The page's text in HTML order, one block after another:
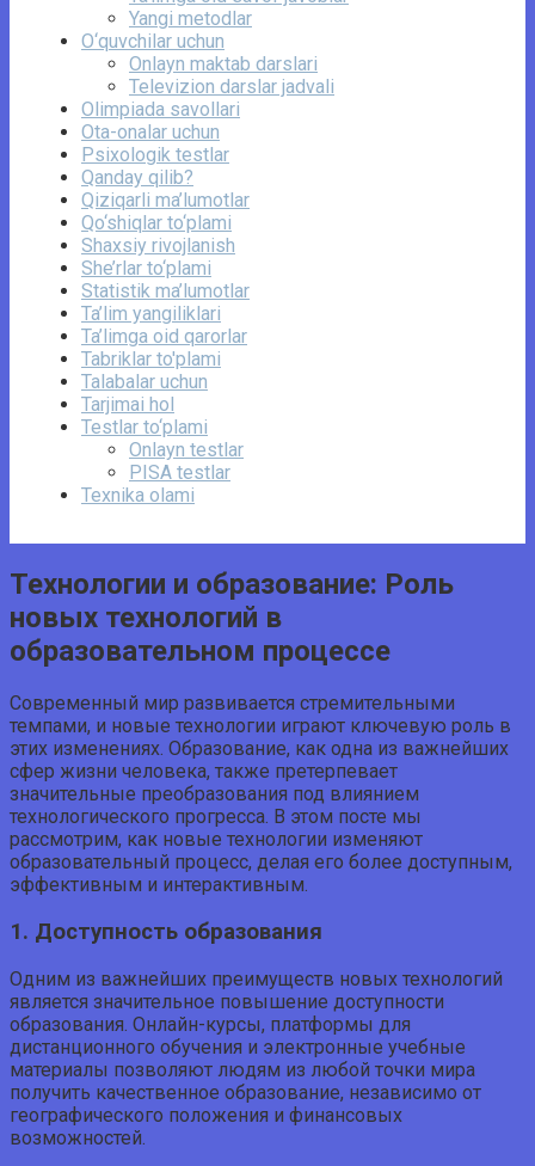
Yangi metodlar
O‘quvchilar uchun
Onlayn maktab darslari
Televizion darslar jadvali
Olimpiada savollari
Ota-onalar uchun
Psixologik testlar
Qanday qilib?
Qiziqarli ma’lumotlar
Qo‘shiqlar to‘plami
Shaxsiy rivojlanish
She’rlar to‘plami
Statistik ma’lumotlar
Ta’lim yangiliklari
Ta’limga oid qarorlar
Tabriklar to'plami
Talabalar uchun
Tarjimai hol
Testlar to‘plami
Onlayn testlar
PISA testlar
Texnika olami
Технологии и образование: Роль
новых технологий в
образовательном процессе
Современный мир развивается стремительными
темпами, и новые технологии играют ключевую роль в
этих изменениях. Образование, как одна из важнейших
сфер жизни человека, также претерпевает
значительные преобразования под влиянием
технологического прогресса. В этом посте мы
рассмотрим, как новые технологии изменяют
образовательный процесс, делая его более доступным,
эффективным и интерактивным.
1. Доступность образования
Одним из важнейших преимуществ новых технологий
является значительное повышение доступности
образования. Онлайн-курсы, платформы для
дистанционного обучения и электронные учебные
материалы позволяют людям из любой точки мира
получить качественное образование, независимо от
географического положения и финансовых
возможностей.